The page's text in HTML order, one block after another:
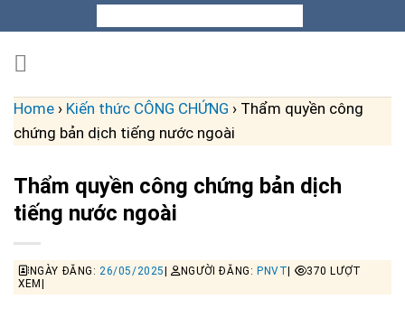
to
content
Home › Kiến thức CÔNG CHỨNG › Thẩm quyền công
chứng bản dịch tiếng nước ngoài
Thẩm quyền công chứng bản dịch
tiếng nước ngoài
NGÀY ĐĂNG:26/05/2025 NGƯỜI ĐĂNG: PNVT
370 LƯỢT
XEM|